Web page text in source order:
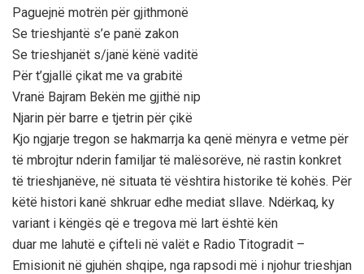
Paguejnë motrën për gjithmonë
Se trieshjantë s’e panë zakon
Se trieshjanët s/janë kënë vaditë
Për t’gjallë çikat me va grabitë
Vranë Bajram Bekën me gjithë nip
Njarin për barre e tjetrin për çikë
Kjo ngjarje tregon se hakmarrja ka qenë mënyra e vetme për
të mbrojtur nderin familjar të malësorëve, në rastin konkret
të trieshjanëve, në situata të vështira historike të kohës. Për
këtë histori kanë shkruar edhe mediat sllave. Ndërkaq, ky
variant i këngës që e tregova më lart është kën
duar me lahutë e çifteli në valët e Radio Titogradit –
Emisionit në gjuhën shqipe, nga rapsodi më i njohur trieshjan